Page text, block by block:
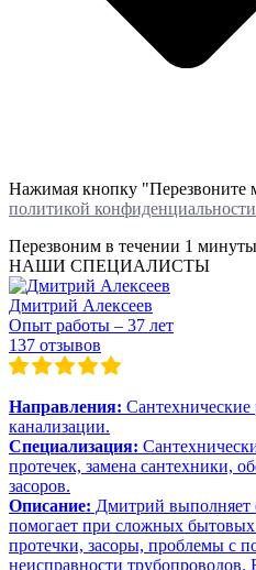
Нажимая кнопку "Перезвоните
политикой конфиденциальности
Перезвоним в течении 1 минуты
НАШИ СПЕЦИАЛИСТЫ
Дмитрий Алексеев
Опыт работы – 37 лет
137 отзывов
Направления: Сантехнические
канализации.
Специализация:
протечек, замена сантехники,
засоров.
Описание: Дмитрий выполняет
помогает при сложных бытовых
протечки, засоры, проблемы с
неисправности